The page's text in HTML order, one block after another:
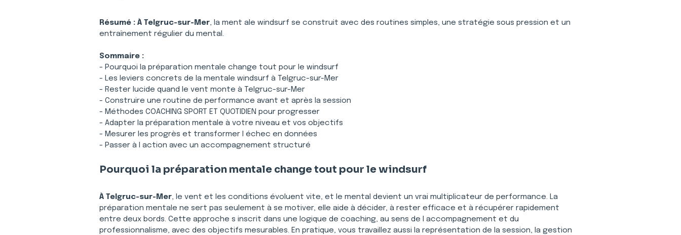
Résumé : À Telgruc-sur-Mer, la ment ale windsurf se construit avec des routines simples, une stratégie sous pression et un
entraînement régulier du mental.
Sommaire :
- Pourquoi la préparation mentale change tout pour le windsurf
- Les leviers concrets de la mentale windsurf à Telgruc-sur-Mer
- Rester lucide quand le vent monte à Telgruc-sur-Mer
- Construire une routine de performance avant et après la session
- Méthodes COACHING SPORT ET QUOTIDIEN pour progresser
- Adapter la préparation mentale à votre niveau et vos objectifs
- Mesurer les progrès et transformer l échec en données
- Passer à l action avec un accompagnement structuré
Pourquoi la préparation mentale change tout pour le windsurf
À Telgruc-sur-Mer, le vent et les conditions évoluent vite, et le mental devient un vrai multiplicateur de performance. La
préparation mentale ne sert pas seulement à se motiver, elle aide à décider, à rester efficace et à récupérer rapidement
entre deux bords. Cette approche s inscrit dans une logique de coaching, au sens de l accompagnement et du
professionnalisme, avec des objectifs mesurables. En pratique, vous travaillez aussi la représentation de la session, la gestion